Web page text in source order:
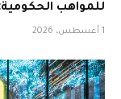
للمواهب
1 أغسطس، 2026